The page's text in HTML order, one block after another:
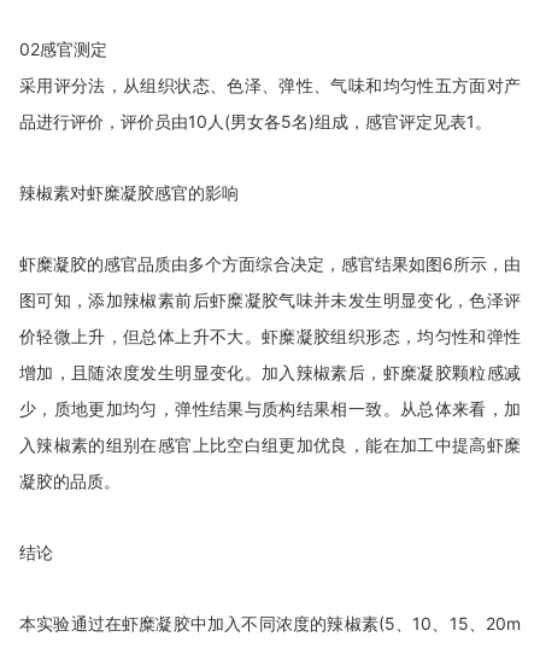
02感官测定
采用评分法，从组织状态、色泽、弹性、气味和均匀性五方面对产
品进行评价，评价员由10 人 (男女各5名)组成，感官评定见表1 。
辣椒素对虾糜凝胶感官的影响
虾糜凝胶的感官品质由多个方面综合决定，感官结果如图6所示，由
图可知，添加辣椒素前后虾糜凝胶气味并未发生明显变化，色泽评
价轻微上升，但总体上升不大。虾糜凝胶组织形态，均匀性和弹性
增加，且随浓度发生明显变化。加入辣椒素后，虾糜凝胶颗粒感减
少，质地更加均匀，弹性结果与质构结果相一致。从总体来看，加
入辣椒素的组别在感官上比空白组更加优良，能在加工中提高虾糜
凝胶的品质。
结论
本实验通过在虾糜凝胶中加入不同浓度的辣椒素(5 10 15
20m